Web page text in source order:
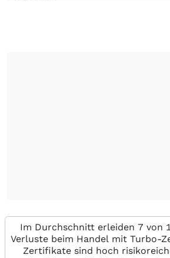
Im Durchschnitt erleiden 7 von
Verluste beim Handel mit Turbo-
Zertifikate sind hoch